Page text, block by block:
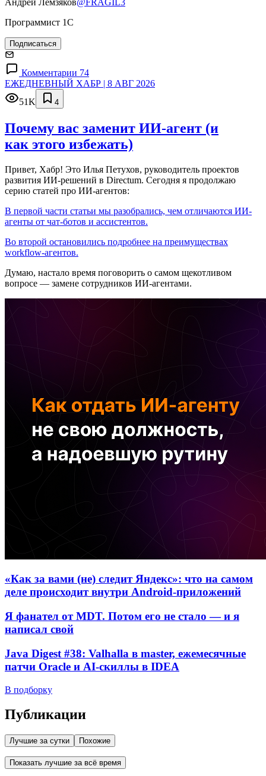
Программист 1С
Подписаться
Комментарии 74
ЕЖЕДНЕВНЫЙ ХАБР | 8 АВГ 2026
51K
4
Почему вас заменит ИИ‑агент (и
как этого избежать)
Привет, Хабр! Это Илья Петухов, руководитель проектов
развития ИИ-решений в Directum. Сегодня я продолжаю
серию статей про ИИ-агентов:
В первой части статьи мы разобрались, чем отличаются ИИ-
агенты от чат-ботов и ассистентов.
Во второй остановились подробнее на преимуществах
workflow-агентов.
Думаю, настало время поговорить о самом щекотливом
вопросе — замене сотрудников ИИ-агентами.
«Как за вами (не) следит Яндекс»: что на самом
деле происходит внутри Android-приложений
Я фанател от MDT. Потом его не стало — и я
написал свой
Java Digest #38: Valhalla в master, ежемесячные
патчи Oracle и AI-скиллы в IDEA
В подборку
Публикации
Лучшие за сутки Похожие
Показать лучшие за всё время